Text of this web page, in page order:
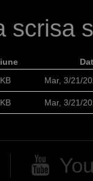
scrisa
Mar, 3/21/
Mar, 3/21/